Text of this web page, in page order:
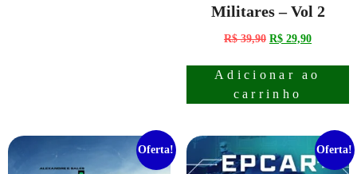
Militares – Vol 2
R$39,90 R$ 29,90
Adicionar ao
carrinho
Oferta! Oferta!